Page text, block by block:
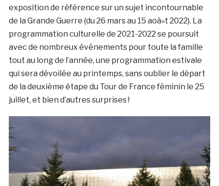
exposition de référence sur un sujet incontournable
de la Grande Guerre (du 26 mars au 15 aoà»t 2022). La
programmation culturelle de 2021-2022 se poursuit
avec de nombreux événements pour toute la famille
tout au long de l’année, une programmation estivale
qui sera dévoilée au printemps, sans oublier le départ
de la deuxième étape du Tour de France féminin le 25
juillet, et bien d’autres surprises !